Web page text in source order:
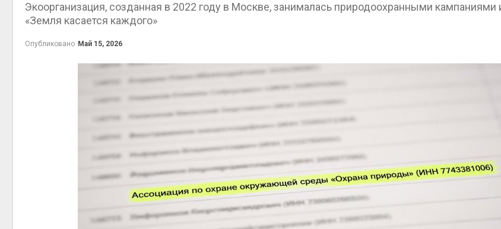
Экоорганизация, созданная в 2022 году в Москве, занималась природоохранными кампаниями
«Земля касается каждого»
Опубликовано Май 15, 2026
строительства АЭС
проверяют по статье о
терроризме
Суд запретил
использовать
крокодилов для охраны
израильской тюрьмы
Авг 5, 2026
Органические яйца
оказались «хуже для
из
Авг 6, 2026